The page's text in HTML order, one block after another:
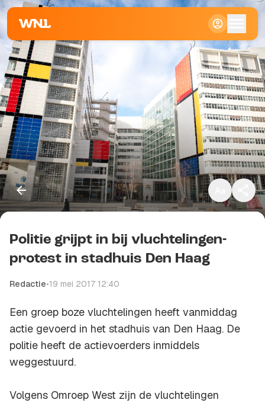
Klein
Standaard
Groot
Kopieer link
Politie grijpt in bij vluchtelingen-
protest in stadhuis Den Haag
Redactie•19 mei 2017 12:40
Een groep boze vluchtelingen heeft vanmiddag
actie gevoerd in het stadhuis van Den Haag. De
politie heeft de actievoerders inmiddels
weggestuurd.
Volgens Omroep West zijn de vluchtelingen